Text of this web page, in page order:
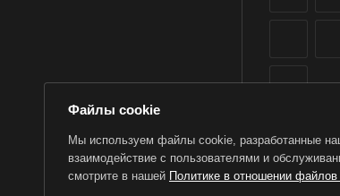
2026 ©
Файлы cookie
Мы используем файлы cookie, разработанные
взаимодействие с пользователями и
смотрите в нашей Политике в отношении файлов